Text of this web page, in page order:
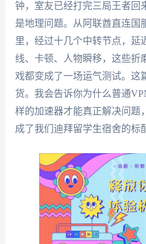
钟，室友已经打完三局王者回
是地理问题。从阿联酋直连国
里，经过十几个中转节点，延
线、卡顿、人物瞬移，这些折
戏都变成了一场运气测试。这
货。我会告诉你为什么普通
样的加速器才能真正解决问题
成了我们迪拜留学生宿舍的标